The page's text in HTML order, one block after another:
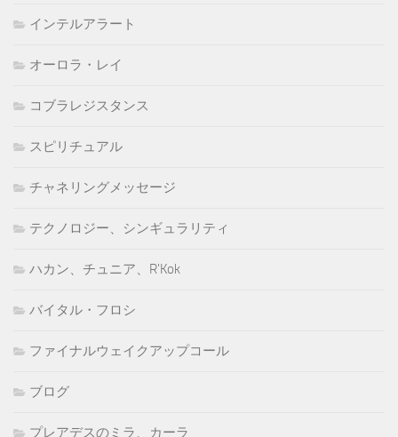
インテルアラート
オーロラ・レイ
コブラレジスタンス
スピリチュアル
チャネリングメッセージ
テクノロジー、シンギュラリティ
ハカン、チュニア、R'Kok
バイタル・フロシ
ファイナルウェイクアップコール
ブログ
プレアデスのミラ、カーラ